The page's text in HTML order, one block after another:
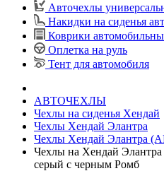
Авточехлы
Накидки на сиденья
Коврики
Оплетка на руль
Тент для автомобиля
АВТОЧЕХЛЫ
Чехлы на сиденья Хендай
Чехлы Хендай Элантра
Чехлы Хендай Элантра
Чехлы на Хендай
серый с черным Ромб